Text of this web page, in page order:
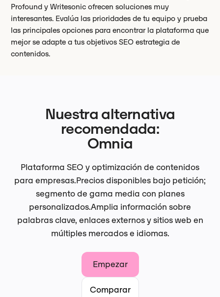
Profound y Writesonic ofrecen soluciones muy
interesantes. Evalúa las prioridades de tu equipo y prueba
las principales opciones para encontrar la plataforma que
mejor se adapte a tus objetivos SEO estrategia de
contenidos.
Nuestra alternativa
recomendada:
Omnia
Plataforma SEO y optimización de contenidos
para empresas.Precios disponibles bajo petición;
segmento de gama media con planes
personalizados.Amplia información sobre
palabras clave, enlaces externos y sitios web en
múltiples mercados e idiomas.
Empezar
Comparar